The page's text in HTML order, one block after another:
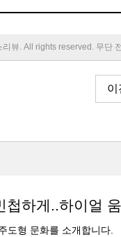
뷰. All rights reserved. 무단
이
첩하게..하이얼
도형 문화를 소개합니다.